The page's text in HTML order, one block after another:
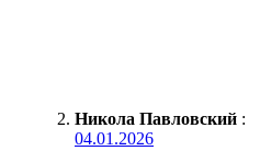
Никола Павловский :
04.01.2026